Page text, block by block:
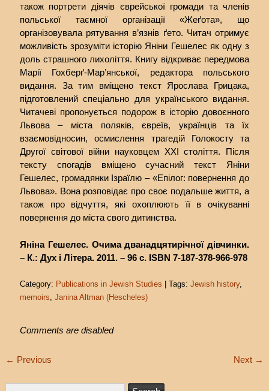
також портрети діячів єврейської громади та членів
польської таємної організації «Жеґота», що
організовувала рятування в’язнів ґето. Читач отримує
можливість зрозуміти історію Яніни Гешелес як одну з
доль страшного лихоліття. Книгу відкриває передмова
Марії Гохберґ-Мар’янської, редактора польського
видання. За тим вміщено текст Ярослава Грицака,
підготовлений спеціально для українського видання.
Читачеві пропонується подорож в історію довоєнного
Львова – міста поляків, євреїв, українців та їх
взаємовідносин, осмислення трагедій Голокосту та
Другої світової війни науковцем ХХІ століття. Після
тексту спогадів вміщено сучасний текст Яніни
Гешелес, громадянки Ізраїлю – «Епілог: повернення до
Львова». Вона розповідає про своє подальше життя, а
також про відчуття, які охоплюють її в очікуванні
повернення до міста свого дитинства.
Яніна Гешелес. Очима дванадцятирічної дівчинки.
– К.: Дух і Літера. 2011. – 96 с. ISBN 7-187-378-966-978
Category: Publications in Jewish Studies | Tags: Jewish history,
memoirs, Janina Altman (Hescheles)
Comments are disabled
← Previous Next →